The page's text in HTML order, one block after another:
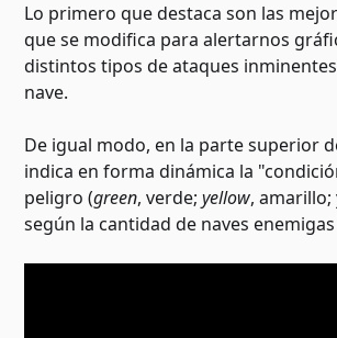
Lo primero que destaca son las
que se modifica para alertarnos
distintos tipos de ataques
nave.
De igual modo, en la parte superior
indica en forma dinámica la
peligro (green, verde;yellow,
según la cantidad de naves